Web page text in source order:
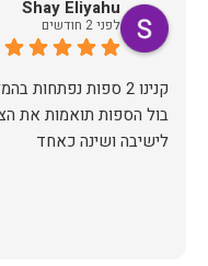
Shay Eliyahu
לפני 2 חודשים
קנינו 2 ספות
בול הספות תואמות את
לישיבה ושינה כאחד